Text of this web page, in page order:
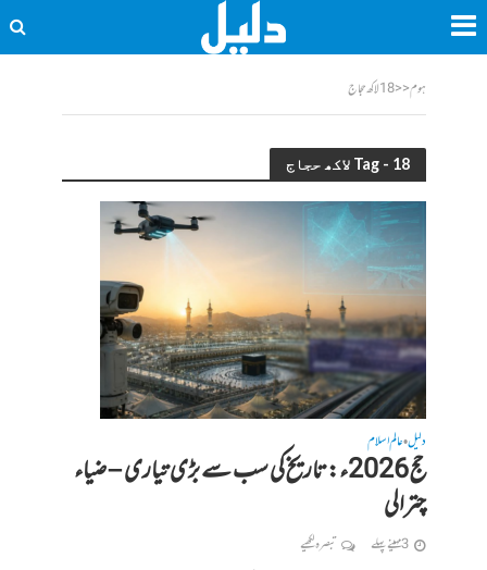
ہوم<<18 لاکھ حجاج
Tag - 18 لاکھ حجاج
دلیل•عالم اسلام
حج 2026ء: تاریخ کی سب سے بڑی تیاری – ضیاء
چترالی
3 مہینے پہلے تبصرہ لکھیے